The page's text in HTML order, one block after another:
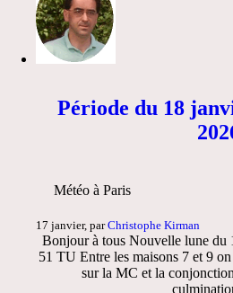
Période du 18
Météo à Paris
17 janvier, parChristophe Kirman
Bonjour à tous Nouvelle lune du
51 TU Entre les maisons 7 et 9
sur la MC et la